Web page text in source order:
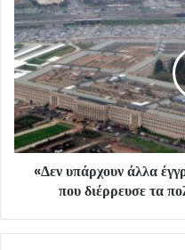
«Δεν υπάρχουν άλλα
που διέρρευσε τα